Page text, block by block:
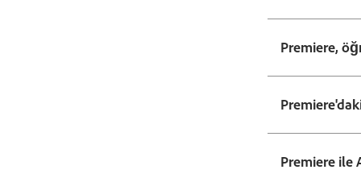
Premiere,
Premiere ile